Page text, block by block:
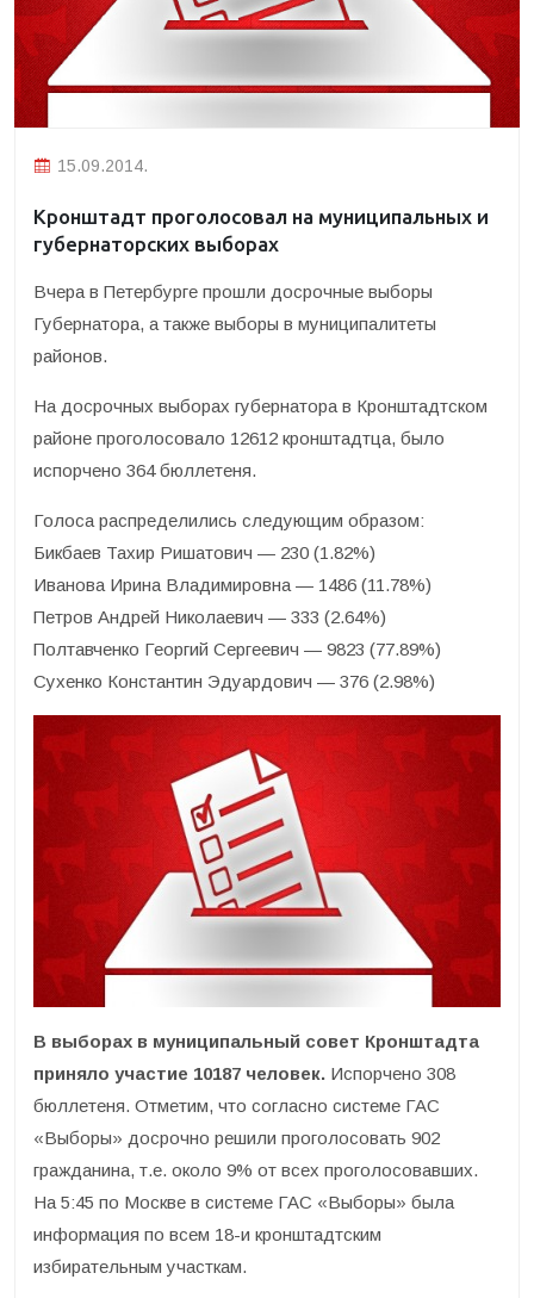
15.09.2014.
Кронштадт проголосовал на муниципальных и
губернаторских выборах
Вчера в Петербурге прошли досрочные выборы
Губернатора, а также выборы в муниципалитеты
районов.
На досрочных выборах губернатора в Кронштадтском
районе проголосовало 12612 кронштадтца, было
испорчено 364 бюллетеня.
Голоса распределились следующим образом:
Бикбаев Тахир Ришатович — 230 (1.82%)
Иванова Ирина Владимировна — 1486 (11.78%)
Петров Андрей Николаевич — 333 (2.64%)
Полтавченко Георгий Сергеевич — 9823 (77.89%)
Сухенко Константин Эдуардович — 376 (2.98%)
В выборах в муниципальный совет Кронштадта
приняло участие 10187 человек. Испорчено 308
бюллетеня. Отметим, что согласно системе ГАС
«Выборы» досрочно решили проголосовать 902
гражданина, т.е. около 9% от всех проголосовавших.
На 5:45 по Москве в системе ГАС «Выборы» была
информация по всем 18-и кронштадтским
избирательным участкам.